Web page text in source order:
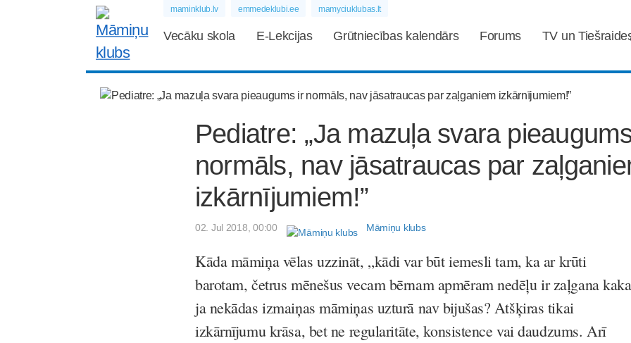
maminklub.lv emmedeklubi.ee mamyciuklubas.lt
Vecāku skola E-Lekcijas Grūtniecības kalendārs Forums TV un
Pediatre: „Ja mazuļa svara
normāls, nav jāsatraucas par
izkārnījumiem!”
02. Jul 2018, 00:00 Māmiņu klubs
Kāda māmiņa vēlas uzzināt, „kādi var būt iemesli tam, ka ar krūti
barotam, četrus mēnešus vecam bērnam apmēram nedēļu ir zaļgana
ja nekādas izmaiņas māmiņas uzturā nav bijušas? Atšķiras tikai
izkārnījumu krāsa, bet ne regularitāte, konsistence vai daudzums. Arī